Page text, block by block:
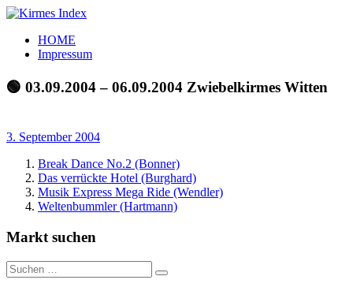
Zum
springen
Kirmes
Index
Tourpläne
der
letzten
HOME
Impressum
🟢 03.09.2004 – 06.09.2004 Zwiebelkirmes Witten
3. September 2004
Break Dance No.2 (Bonner)
Das verrückte Hotel (Burghard)
Musik Express Mega Ride (Wendler)
Weltenbummler (Hartmann)
Markt suchen
Suchen
nach:
Suchen